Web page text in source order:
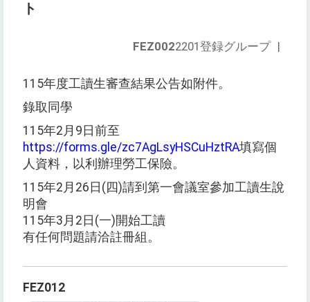
ト
FEZ0022201登録グループ |
115年度工讀生審查結果公告如附件。
錄取同學
115年2月9日前至
https://forms.gle/zc7AgLsyHSCuHztRA填寫個
人資料，以利辦理勞工保險。
115年2月26日(四)請到第一會議室參加工讀生說
明會
115年3月2日(一)開始工讀
有任何問題請洽註冊組。
FEZ012